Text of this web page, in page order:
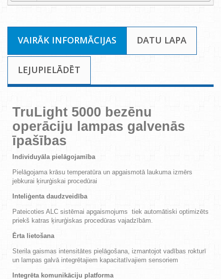
VAIRĀK INFORMĀCIJAS DATU LAPA
LEJUPIELĀDĒT
TruLight 5000 bezēnu
operāciju lampas galvenās
īpašības
Individuyāla pielāgojamība
Pielāgojama krāsu temperatūra un apgaismotā laukuma izmērs
jebkurai ķirurģiskai procedūrai
Inteliģenta daudzveidība
Pateicoties ALC sistēmai apgaismojums tiek automātiski optimizēts
priekš katras ķirurģiskas procedūras vajadzībām.
Ērta lietošana
Sterila gaismas intensitātes pielāgošana, izmantojot vadības rokturī
un lampas galvā integrētajiem kapacitatīvajiem sensoriem
Integrēta komunikāciju platforma